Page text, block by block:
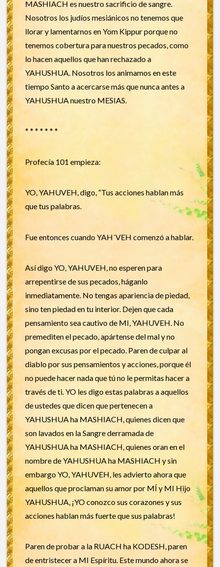
MASHIACH es nuestro sacrificio de sangre.
Nosotros los judíos mesiánicos no tenemos que
llorar y lamentarnos en Yom Kippur porque no
tenemos cobertura para nuestros pecados, como
lo hacen aquellos que han rechazado a
YAHUSHUA. Nosotros los animamos en este
tiempo Santo a acercarse más que nunca antes a
YAHUSHUA nuestro MESIAS.
* * * * * * *
Profecía 101 empieza:
YO, YAHUVEH, digo, “Tus acciones hablan más
que tus palabras.
Fue entonces cuando YAH´VEH comenzó a hablar.
Así digo YO, YAHUVEH, no esperen para
arrepentirse de sus pecados, háganlo
inmediatamente. No tengas apariencia de piedad,
sino ten piedad en tu interior. Dejen que cada
pensamiento sea cautivo de MI, YAHUVEH. No
premediten el pecado, apártense del mal y no
pongan excusas por el pecado. Paren de culpar al
diablo por sus pensamientos y acciones, porque él
no puede hacer nada que tú no le permitas hacer a
través de ti. YO les digo estas palabras a aquellos
de ustedes que dicen que pertenecen a
YAHUSHUA ha MASHIACH, quienes dicen que
son lavados en la Sangre derramada de
YAHUSHUA ha MASHIACH, quienes oran en el
nombre de YAHUSHUA ha MASHIACH y sin
embargo YO, YAHUVEH, les advierto ahora que
aquellos que proclaman su amor por MÍ y MI Hijo
YAHUSHUA, ¡YO conozco sus corazones y sus
acciones hablan más fuerte que sus palabras!
Paren de probar a la RUACH ha KODESH, paren
de entristecer a MI Espíritu. Este mundo ahora se